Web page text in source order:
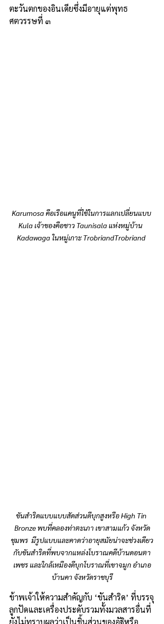
ตะวันตกของอินเดียซึ่งมีอายุแต่พุทธ
ศตวรรษที่ ๓
Karumosa คือเรือแคนูที่ใช้ในการแลกเปลี่ยนแบบ
Kula เจ้าของคือชาว Taunisala แห่งหมู่บ้าน
Kadawaga ในหมู่เกาะ TrobriandTrobriand
ขันสำริดแบบแบบสัดส่วนดีบุกสูงหรือ High Tin
Bronze พบที่คลองท่าตะเภา เขาสามแก้ว จังหวัด
ชุมพร  มีรูปแบบและคาดว่าอายุสมัยน่าจะช่วงเดียว
กับขันสำริดที่พบจากแหล่งโบราณคดีบ้านดอนตา
เพชร และใกล้เหมืองดีบุกโบราณที่เขาจมูก อำเภอ
บ้านคา จังหวัดราชบุรี
ข้าพเจ้าให้ความสำคัญกับ ‘ขันสำริด’ ที่บรรจุ
ลูกปัดและเครื่องประดับรวมทั้งมวลสารอื่นที่
ยังไม่ทราบผลว่าเป็นชิ้นส่วนของอัฐิหรือ